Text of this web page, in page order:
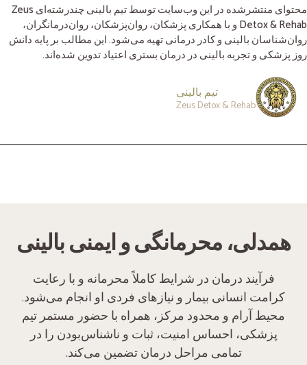
محتوای منتشرشده در این وب‌سایت توسط تیم بالینی چندرشته‌ای Zeus
Detox & Rehab و با همکاری پزشکان، روان‌پزشکان، روان‌درمانگران،
روان‌شناسان بالینی و کادر درمانی تهیه می‌شود. این مطالب بر پایه دانش
روز پزشکی و تجربه بالینی در درمان بستری اعتیاد تدوین شده‌اند.
تیم بالینی
Zeus Detox & Rehab
همدلی، محرمانگی و ایمنی بالینی
فرآیند درمان در شرایط کاملاً محرمانه و با رعایت
کرامت انسانی بیمار و نیازهای فردی او انجام می‌شود.
محیط آرام و محدود مرکز، همراه با حضور مستمر تیم
پزشکی، احساس امنیت، ثبات و ناشناس‌بودن را در
تمامی مراحل درمان تضمین می‌کند.